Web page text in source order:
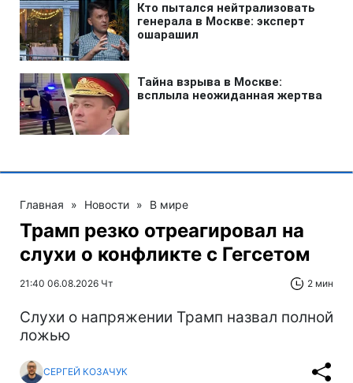
Главная » Новости » В мире
Трамп резко отреагировал на
слухи о конфликте с Гегсетом
21:40 06.08.2026 Чт 2 мин
Слухи о напряжении Трамп назвал полной
ложью
СЕРГЕЙ КОЗАЧУК